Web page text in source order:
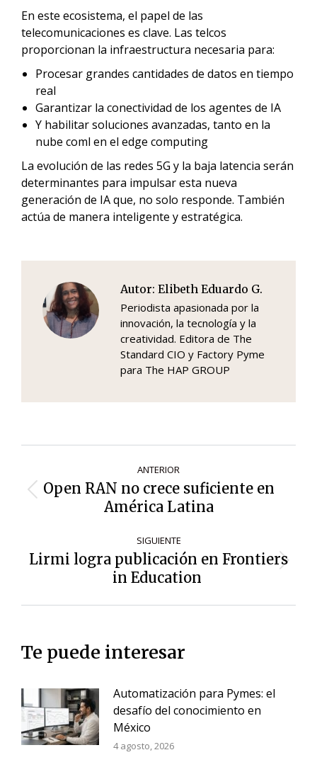
En este ecosistema, el papel de las
telecomunicaciones es clave. Las telcos
proporcionan la infraestructura necesaria para:
Procesar grandes cantidades de datos en tiempo
real
Garantizar la conectividad de los agentes de IA
Y habilitar soluciones avanzadas, tanto en la
nube coml en el edge computing
La evolución de las redes 5G y la baja latencia serán
determinantes para impulsar esta nueva
generación de IA que, no solo responde. También
actúa de manera inteligente y estratégica.
Autor: Elibeth Eduardo G.
Periodista apasionada por la
innovación, la tecnología y la
creatividad. Editora de The
Standard CIO y Factory Pyme
para The HAP GROUP
de
entradas
ANTERIOR
Entrada
anterior:
Open RAN no crece suficiente en
América Latina
SIGUIENTE
Siguiente
entrada:
Lirmi logra publicación en Frontiers
in Education
Te puede interesar
Automatización para Pymes: el
desafío del conocimiento en
México
4 agosto, 2026